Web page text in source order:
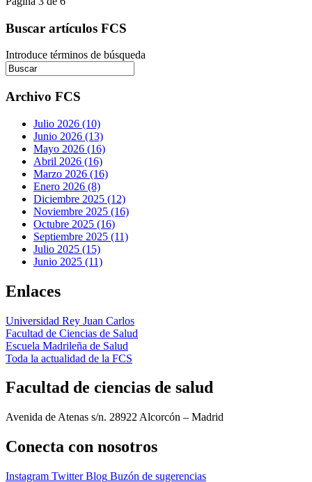
Buscar artículos FCS
Introduce términos de búsqueda
Archivo FCS
Julio 2026 (10)
Junio 2026 (13)
Mayo 2026 (16)
Abril 2026 (16)
Marzo 2026 (16)
Enero 2026 (8)
Diciembre 2025 (12)
Noviembre 2025 (16)
Octubre 2025 (16)
Septiembre 2025 (11)
Julio 2025 (15)
Junio 2025 (11)
Enlaces
Universidad Rey Juan Carlos
Facultad de Ciencias de Salud
Escuela Madrileña de Salud
Toda la actualidad de la FCS
Facultad de ciencias de salud
Avenida de Atenas s/n. 28922 Alcorcón – Madrid
Conecta con nosotros
Instagram Twitter Blog Buzón de sugerencias